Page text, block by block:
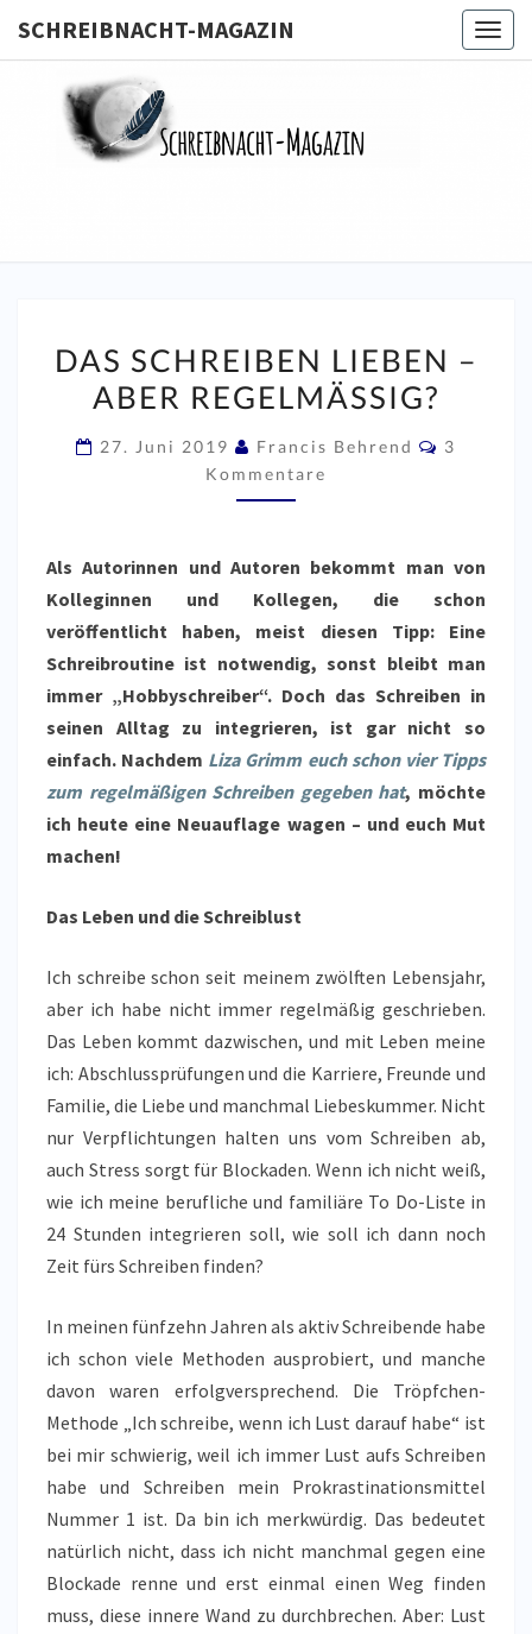
SCHREIBNACHT-MAGAZIN
SCHREIBEN
LIEBEN
REGELMÄSSIG?
DAS SCHREIBEN LIEBEN –
ABER REGELMÄSSIG?
27. Juni 2019 Francis Behrend
3
Kommentare
Als Autorinnen und Autoren bekommt man von
Kolleginnen und Kollegen, die schon
veröffentlicht haben, meist diesen Tipp: Eine
Schreibroutine ist notwendig, sonst bleibt man
immer „Hobbyschreiber“. Doch das Schreiben in
seinen Alltag zu integrieren, ist gar nicht so
einfach. Nachdem Liza Grimm euch schon vier Tipps
zum regelmäßigen Schreiben gegeben hat, möchte
ich heute eine Neuauflage wagen – und euch Mut
machen!
Das Leben und die Schreiblust
Ich schreibe schon seit meinem zwölften Lebensjahr,
aber ich habe nicht immer regelmäßig geschrieben.
Das Leben kommt dazwischen, und mit Leben meine
ich: Abschlussprüfungen und die Karriere, Freunde und
Familie, die Liebe und manchmal Liebeskummer. Nicht
nur Verpflichtungen halten uns vom Schreiben ab,
auch Stress sorgt für Blockaden. Wenn ich nicht weiß,
wie ich meine berufliche und familiäre To Do-Liste in
24 Stunden integrieren soll, wie soll ich dann noch
Zeit fürs Schreiben finden?
In meinen fünfzehn Jahren als aktiv Schreibende habe
ich schon viele Methoden ausprobiert, und manche
davon waren erfolgversprechend. Die Tröpfchen-
Methode „Ich schreibe, wenn ich Lust darauf habe“ ist
bei mir schwierig, weil ich immer Lust aufs Schreiben
habe und Schreiben mein Prokrastinationsmittel
Nummer 1 ist. Da bin ich merkwürdig. Das bedeutet
natürlich nicht, dass ich nicht manchmal gegen eine
Blockade renne und erst einmal einen Weg finden
muss, diese innere Wand zu durchbrechen. Aber: Lust